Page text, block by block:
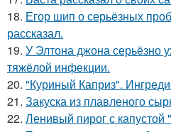
18. Егор шип о серьёзных
рассказал.
19. У Элтона джона серьёзно
тяжёлой инфекции.
20. "Куриный Каприз".
21. Закуска из плавленого
22. Ленивый пирог с